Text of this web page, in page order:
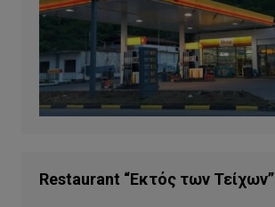
Restaurant “Εκτός των Τείχων”